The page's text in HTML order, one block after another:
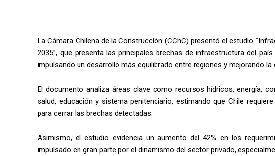
La Cámara Chilena de la Construcción (CChC) presentó el estudio
2035”, que presenta las principales brechas de infraestructura del
impulsando un desarrollo más equilibrado entre regiones y mejorando la
El documento analiza áreas clave como recursos hídricos, energía,
salud, educación y sistema penitenciario, estimando que Chile
para cerrar las brechas detectadas.
Asimismo, el estudio evidencia un aumento del 42% en los
impulsado en gran parte por el dinamismo del sector privado,